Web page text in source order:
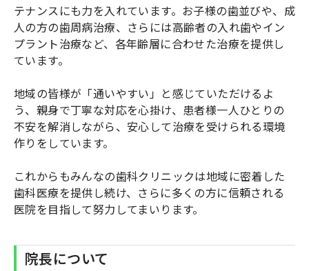
テナンスにも力を入れています。お子様の歯並びや、成
人の方の歯周病治療、さらには高齢者の入れ歯やイン
プラント治療など、各年齢層に合わせた治療を提供し
ています。
地域の皆様が「通いやすい」と感じていただけるよ
う、親身で丁寧な対応を心掛け、患者様一人ひとりの
不安を解消しながら、安心して治療を受けられる環境
作りをしています。
これからもみんなの歯科クリニックは地域に密着した
歯科医療を提供し続け、さらに多くの方に信頼される
医院を目指して努力してまいります。
院長について